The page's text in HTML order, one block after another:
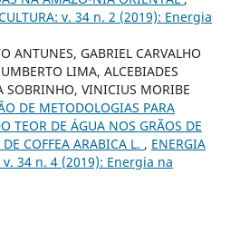
v. 34 n. 2 (2019): Energia
ANTUNES, GABRIEL CARVALHO
LIMA, ALCEBIADES
SOBRINHO, VINICIUS MORIBE
DE METODOLOGIAS PARA
TEOR DE ÁGUA NOS GRÃOS DE
COFFEA ARABICA L. , ENERGIA
v. 34 n. 4 (2019): Energia na